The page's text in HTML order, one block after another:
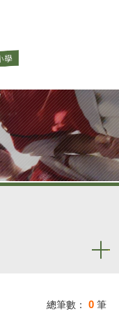
總筆數：0 筆